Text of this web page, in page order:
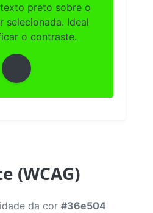
preto sobre o
selecionada. Ideal
o contraste.
(WCAG)
da cor #36e504